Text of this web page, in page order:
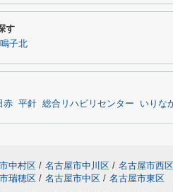
す
鳴子北
赤 平針 総合リハビリセンター いりな
中村区 / 名古屋市中川区 / 名古屋市西区
瑞穂区 / 名古屋市中区 / 名古屋市東区